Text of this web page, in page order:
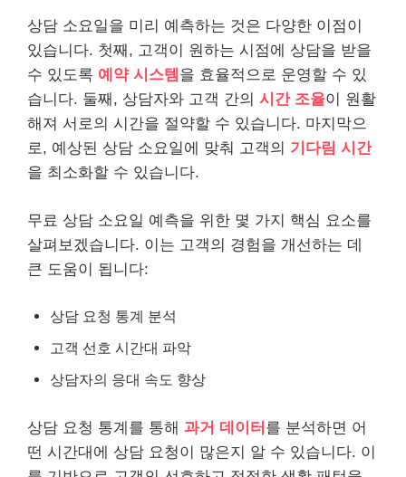
상담 소요일을 미리 예측하는 것은 다양한 이점이
있습니다. 첫째, 고객이 원하는 시점에 상담을 받을
수 있도록 예약 시스템 을 효율적으로 운영할 수 있
습니다. 둘째, 상담자와 고객 간의 시간 조율이 원활
해져 서로의 시간을 절약할 수 있습니다. 마지막으
로, 예상된 상담 소요일에 맞춰 고객의 기다림 시간
을 최소화할 수 있습니다.
무료 상담 소요일 예측을 위한 몇 가지 핵심 요소를
살펴보겠습니다. 이는 고객의 경험을 개선하는 데
큰 도움이 됩니다:
상담 요청 통계 분석
고객 선호 시간대 파악
상담자의 응대 속도 향상
상담 요청 통계를 통해 과거 데이터 를 분석하면 어
떤 시간대에 상담 요청이 많은지 알 수 있습니다. 이